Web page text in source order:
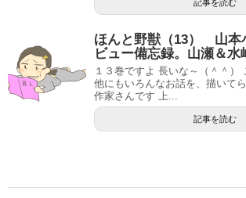
記事を読む
ほんと野獣（13） 山
ビュー備忘録。山瀬＆水
１３巻ですよ 長いな～（＾＾）
他にもいろんなお話を、描いて
作家さんです 上...
記事を読む